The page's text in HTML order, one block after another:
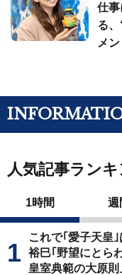
仕事
る
メン
人気記事ラン
1時間 週
これで｢愛子天皇
裕巳｢野望にとら
皇室典範の大原則